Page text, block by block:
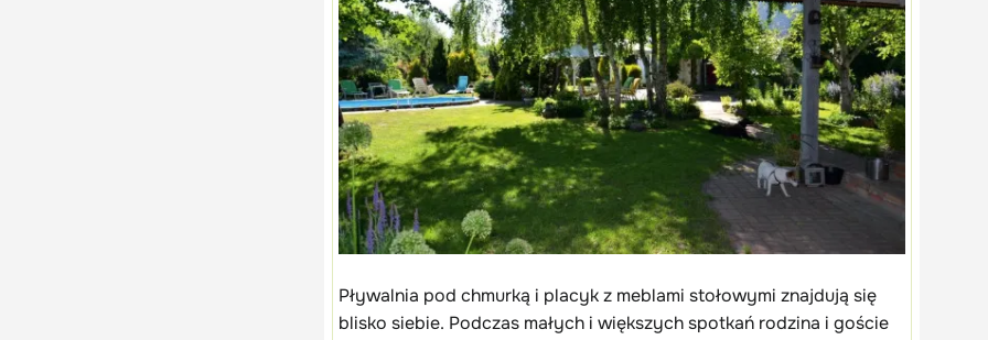
Pływalnia pod chmurką i placyk z meblami stołowymi znajdują się
blisko siebie. Podczas małych i większych spotkań rodzina i goście